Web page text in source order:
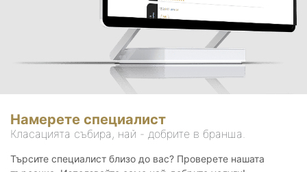
Намерете специалист
Класацията събира, най - добрите в бранша.
Търсите специалист близо до вас? Проверете нашата